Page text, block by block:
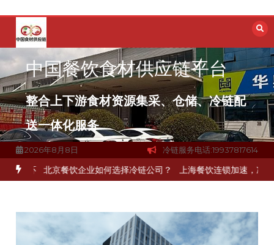
容
中国餐饮食材供应链平台
整合上下游食材资源集采、仓储、冷链配
送一体化服务
2026年8月8日 冷链服务电话:19937817614
北京餐饮企业如何选择冷链公司？ 上海餐饮连锁加速，冷链配送